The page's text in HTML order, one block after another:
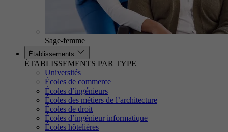
Sage-femme
Établissements
ÉTABLISSEMENTS PAR TYPE
Universités
Écoles de commerce
Écoles d’ingénieurs
Écoles des métiers de l’architecture
Écoles de droit
Écoles d’ingénieur informatique
Écoles hôtelières